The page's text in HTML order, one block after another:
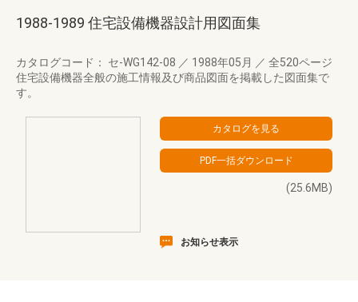
1988-1989 住宅設備機器設計用図面集
カタログコード： セ-WG142-08 ／ 1988年05月 ／ 全520ページ
住宅設備機器全般の施工情報及び商品図面を掲載した図面集で
す。
(25.6MB)
お知らせ表示